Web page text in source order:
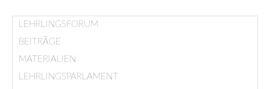
LEHRLINGSFORUM
BEITRÄGE
MATERIALIEN
LEHRLINGSPARLAMENT